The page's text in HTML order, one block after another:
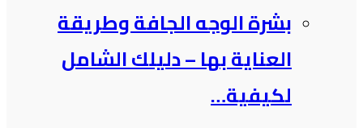
بشرة الوجه الجافة وطريقة
العناية بها – دليلك الشامل
لكيفية…